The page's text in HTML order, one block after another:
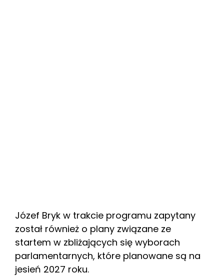
Józef Bryk w trakcie programu zapytany
został również o plany związane ze
startem w zbliżających się wyborach
parlamentarnych, które planowane są na
jesień 2027 roku.